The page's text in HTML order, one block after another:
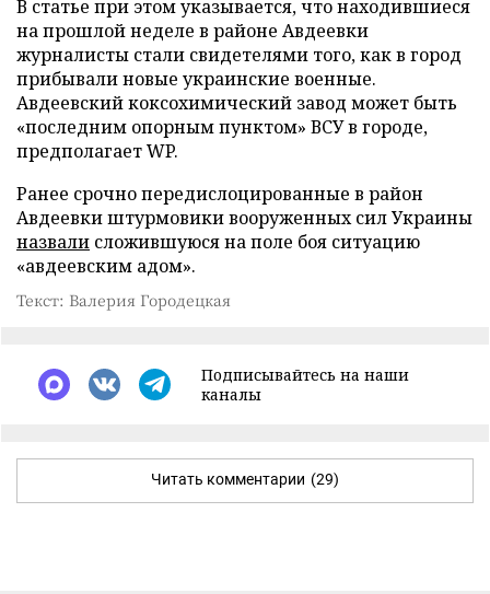
В статье при этом указывается, что находившиеся
на прошлой неделе в районе Авдеевки
журналисты стали свидетелями того, как в город
прибывали новые украинские военные.
Авдеевский коксохимический завод может быть
«последним опорным пунктом» ВСУ в городе,
предполагает WP.
Ранее срочно передислоцированные в район
Авдеевки штурмовики вооруженных сил Украины
назвали сложившуюся на поле боя ситуацию
«авдеевским адом».
Текст: Валерия Городецкая
Подписывайтесь на наши
каналы
Читать комментарии (29)